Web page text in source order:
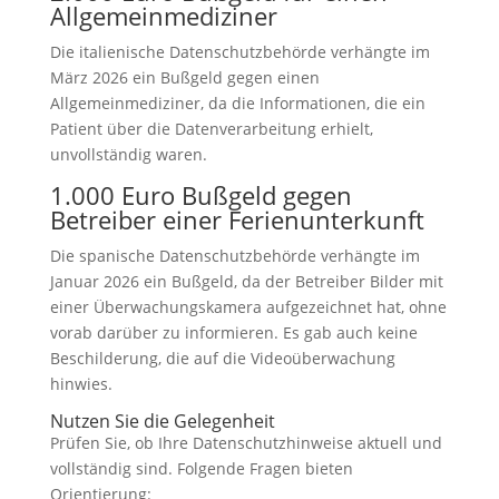
Allgemeinmediziner
Die italienische Datenschutzbehörde verhängte im
März 2026 ein Bußgeld gegen einen
Allgemeinmediziner, da die Informationen, die ein
Patient über die Datenverarbeitung erhielt,
unvollständig waren.
1.000 Euro Bußgeld gegen
Betreiber einer Ferienunterkunft
Die spanische Datenschutzbehörde verhängte im
Januar 2026 ein Bußgeld, da der Betreiber Bilder mit
einer Überwachungskamera aufgezeichnet hat, ohne
vorab darüber zu informieren. Es gab auch keine
Beschilderung, die auf die Videoüberwachung
hinwies.
Nutzen Sie die Gelegenheit
Prüfen Sie, ob Ihre Datenschutzhinweise aktuell und
vollständig sind. Folgende Fragen bieten
Orientierung: